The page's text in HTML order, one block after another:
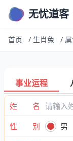
无忧道客
首页 / 生肖兔 /
事业运程
姓 名
性 别
男